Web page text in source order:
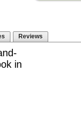
Reviews
in